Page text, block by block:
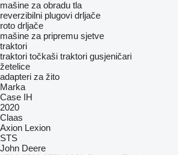
mašine za obradu tla
reverzibilni plugovi drljače
roto drljače
mašine za pripremu sjetve
traktori
traktori točkaši traktori gusjeničari
žetelice
adapteri za žito
Marka
Case IH
2020
Claas
Axion Lexion
STS
John Deere